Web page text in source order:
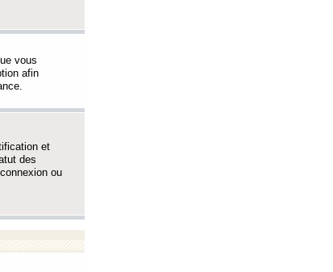
vous
afin
et
des
ou